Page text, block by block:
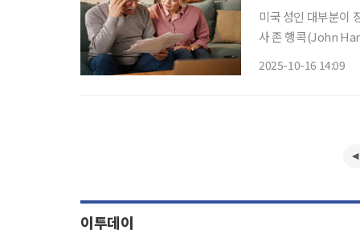
미국 성인 대부분이
사 존 행콕(John
2025-10-16 14:09
이투데이